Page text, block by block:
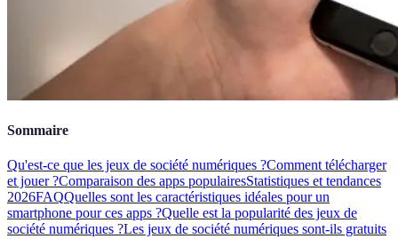
Sommaire
Qu'est-ce que les jeux de société numériques ?Comment télécharger
et jouer ?Comparaison des apps populairesStatistiques et tendances
2026FAQQuelles sont les caractéristiques idéales pour un
smartphone pour ces apps ?Quelle est la popularité des jeux de
société numériques ?Les jeux de société numériques sont-ils gratuits